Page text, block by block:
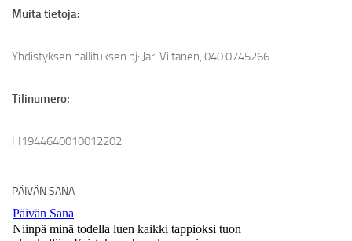
Muita tietoja:
Yhdistyksen hallituksen pj: Jari Viitanen, 040 0745266
Tilinumero:
FI1944640010012202
PÄIVÄN SANA